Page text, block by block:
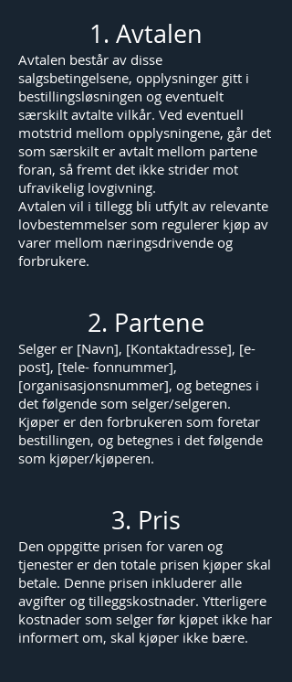
1. Avtalen
Avtalen består av disse
salgsbetingelsene, opplysninger gitt i
bestillingsløsningen og eventuelt
særskilt avtalte vilkår. Ved eventuell
motstrid mellom opplysningene, går det
som særskilt er avtalt mellom partene
foran, så fremt det ikke strider mot
ufravikelig lovgivning.
Avtalen vil i tillegg bli utfylt av relevante
lovbestemmelser som regulerer kjøp av
varer mellom næringsdrivende og
forbrukere.
2. Partene
Selger er [Navn], [Kontaktadresse], [e-
post], [tele- fonnummer],
[organisasjonsnummer], og betegnes i
det følgende som selger/selgeren.
Kjøper er den forbrukeren som foretar
bestillingen, og betegnes i det følgende
som kjøper/kjøperen.
3. Pris
Den oppgitte prisen for varen og
tjenester er den totale prisen kjøper skal
betale. Denne prisen inkluderer alle
avgifter og tilleggskostnader. Ytterligere
kostnader som selger før kjøpet ikke har
informert om, skal kjøper ikke bære.